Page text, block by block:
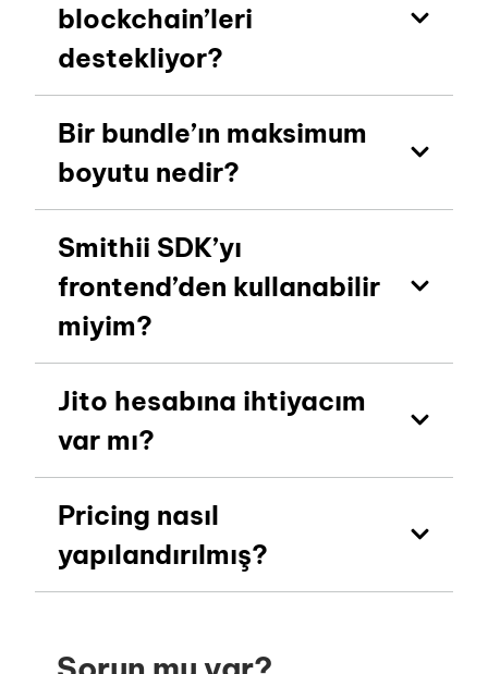
blockchain’leri
destekliyor?
Bir bundle’ın maksimum
boyutu nedir?
Smithii SDK’yı
frontend’den kullanabilir
miyim?
Jito hesabına ihtiyacım
var mı?
Pricing nasıl
yapılandırılmış?